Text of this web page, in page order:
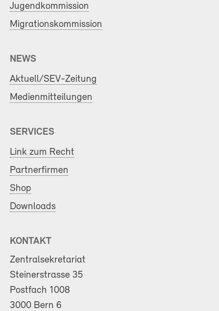
Jugendkommission
Migrationskommission
NEWS
Aktuell/SEV-Zeitung
Medienmitteilungen
SERVICES
Link zum Recht
Partnerfirmen
Shop
Downloads
KONTAKT
Zentralsekretariat
Steinerstrasse 35
Postfach 1008
3000 Bern 6